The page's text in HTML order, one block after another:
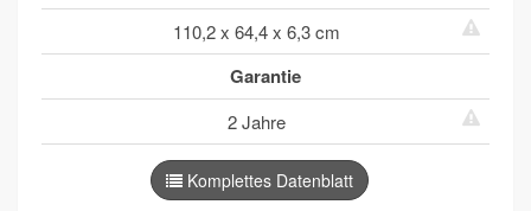
110,2 x 64,4 x 6,3 cm
Garantie
2 Jahre
Komplettes Datenblatt